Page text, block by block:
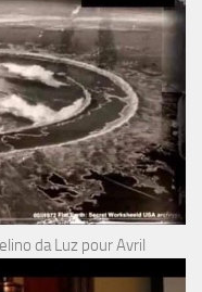
da Luz pour Avril